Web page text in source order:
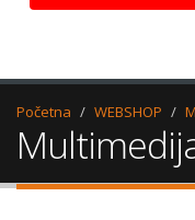
Početna WEBSHOP